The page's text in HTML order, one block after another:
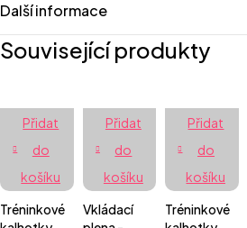
Další informace
Související produkty
Přidat
do
košíku
Tréninkové
Přidat
do
košíku
Vkládací
Přidat
do
košíku
Tréninkové